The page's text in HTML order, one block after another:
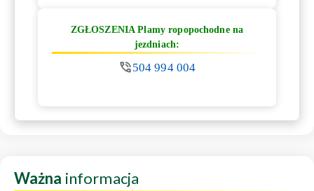
ZGŁOSZENIA Plamy ropopochodne na
jezdniach:
504 994 004
Ważna informacja